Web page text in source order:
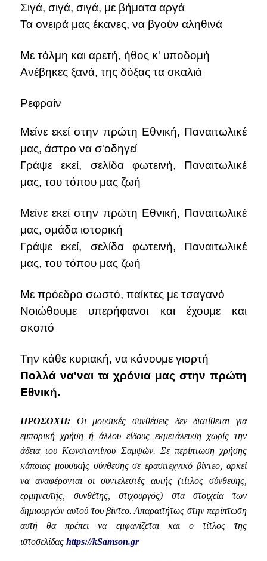
Σιγά, σιγά, σιγά, με βήματα αργά
Τα ονειρά μας έκανες, να βγούν αληθινά
Με τόλμη και αρετή, ήθος κ' υποδομή
Ανέβηκες ξανά, της δόξας τα σκαλιά
Ρεφραίν
Μείνε εκεί στην πρώτη Εθνική, Παναιτωλικέ
μας, άστρο να σ'οδηγεί
Γράψε εκεί, σελίδα φωτεινή, Παναιτωλικέ
μας, του τόπου μας ζωή
Μείνε εκεί στην πρώτη Εθνική, Παναιτωλικέ
μας, ομάδα ιστορική
Γράψε εκεί, σελίδα φωτεινή, Παναιτωλικέ
μας, του τόπου μας ζωή
Με πρόεδρο σωστό, παίκτες με τσαγανό
Νοιώθουμε υπερήφανοι και έχουμε και
σκοπό
Την κάθε κυριακή, να κάνουμε γιορτή
Πολλά να'ναι τα χρόνια μας στην πρώτη
Εθνική.
ΠΡΟΣΟΧΗ: Οι μουσικές συνθέσεις δεν διατίθεται για
εμπορική χρήση ή άλλου είδους εκμετάλευση χωρίς την
άδεια του Κωνσταντίνου Σαμψών. Σε περίπτωση χρήσης
κάποιας μουσικής σύνθεσης σε ερασιτεχνικό βίντεο, αρκεί
να αναφέρονται οι συντελεστές αυτής (τίτλος σύνθεσης,
ερμηνευτής, συνθέτης, στιχουργός) στα στοιχεία των
δημιουργών αυτού του βίντεο. Απαραιτήτως στην περίπτωση
αυτή θα πρέπει να εμφανίζεται και ο τίτλος της
ιστοσελίδας https://kSamson.gr